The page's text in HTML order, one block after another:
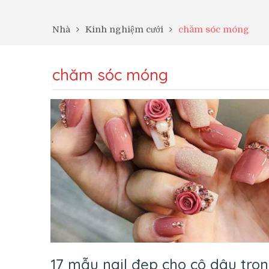
Nhà Kinh nghiệm cưới chăm sóc móng
chăm sóc móng
17 mẫu nail đẹp cho cô dâu